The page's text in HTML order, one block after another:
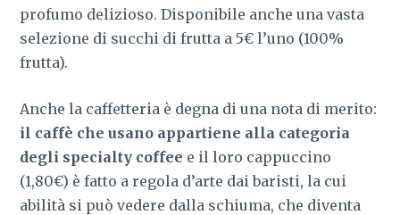
profumo delizioso. Disponibile anche una vasta
selezione di succhi di frutta a 5€ l’uno (100%
frutta).
Anche la caffetteria è degna di una nota di merito:
il caffè che usano appartiene alla categoria
degli specialty coffee e il loro cappuccino
(1,80€) è fatto a regola d’arte dai baristi, la cui
abilità si può vedere dalla schiuma, che diventa